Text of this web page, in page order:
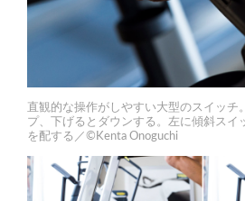
直観的な操作がしやすい大型のスイッチ
プ、下げるとダウンする。左に傾斜スイ
を配する／©Kenta Onoguchi